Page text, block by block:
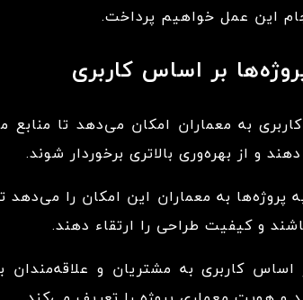
این عمل خواهیم پرداخت.
بر اساس کاربری
به معماران امکان می‌دهد تا منابع
و از بهره‌وری بالاتری برخوردار شوند.
به معماران این امکان را می‌دهد
و کیفیت طراحی را ارتقاء دهند.
اساس کاربری به مشتریان و علاقه‌مندان